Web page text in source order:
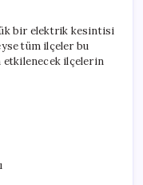
Tüm
İlçeler
Etkilenecek
bir elektrik kesintisi
tüm ilçeler bu
etkilenecek ilçelerin